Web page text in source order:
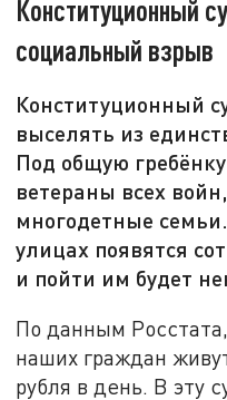
Конституционный
социальный взрыв
Конституционный
выселять из
Под общую
ветераны всех
многодетные
улицах появятся
и пойти им будет
По данным
наших граждан
рубля в день. В эту